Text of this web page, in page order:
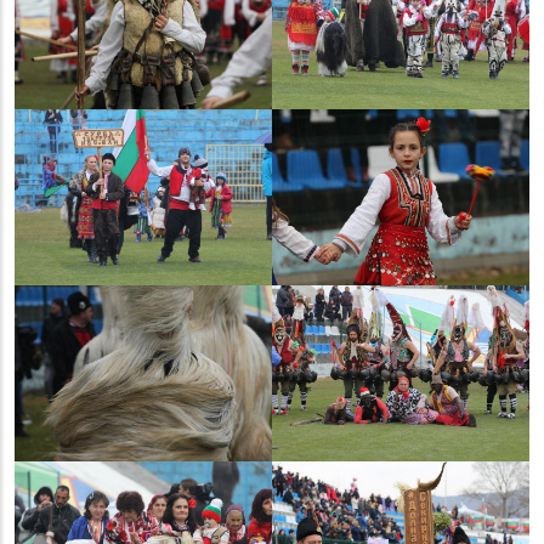
булка” при НЧ „Борис
Беров” селоТъжа,
общ.Павел баня, обл.
Стара Загора - 2020г.
Трети квартал
Благоевград - 2020г.
Нова махала гр. Симитли
- 2020г.
Кукерска група Пич
махала - 2020г.
Симитли, I квартал, 1-ва
група - 2020г.
Сдружение „Турийски
кукери”, с. Турия, Павел
баня - 2020г.